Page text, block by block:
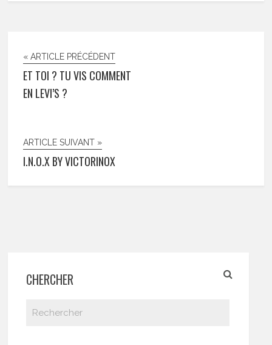
« ARTICLE PRÉCÉDENT
ET TOI ? TU VIS COMMENT
EN LEVI’S ?
ARTICLE SUIVANT »
I.N.O.X BY VICTORINOX
CHERCHER